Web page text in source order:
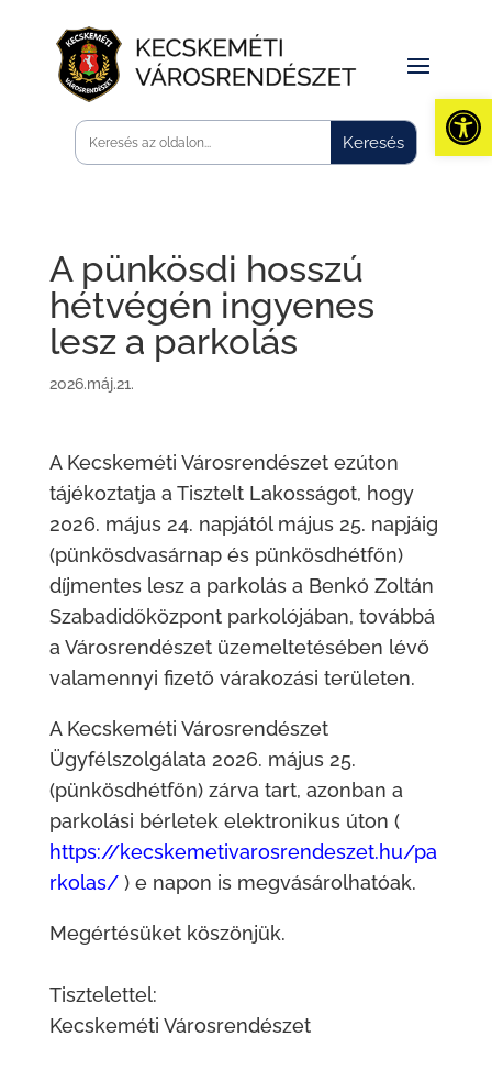
A pünkösdi hosszú
hétvégén ingyenes
lesz a parkolás
2026.máj.21.
A Kecskeméti Városrendészet ezúton
tájékoztatja a Tisztelt Lakosságot, hogy
2026. május 24. napjától május 25. napjáig
(pünkösdvasárnap és pünkösdhétfőn)
díjmentes lesz a parkolás a Benkó Zoltán
Szabadidőközpont parkolójában, továbbá
a Városrendészet üzemeltetésében lévő
valamennyi fizető várakozási területen.
A Kecskeméti Városrendészet
Ügyfélszolgálata 2026. május 25.
(pünkösdhétfőn) zárva tart, azonban a
parkolási bérletek elektronikus úton (
https://kecskemetivarosrendeszet.hu/pa
rkolas/) e napon is megvásárolhatóak.
Megértésüket köszönjük.
Tisztelettel:
Kecskeméti Városrendészet